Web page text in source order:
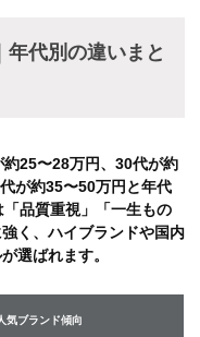
代別の違いまと
25〜28万円、30代が約
が約35〜50万円と年代
品質重視」「一生もの
く、ハイブランドや国内
選ばれます。
気ブランド傾向